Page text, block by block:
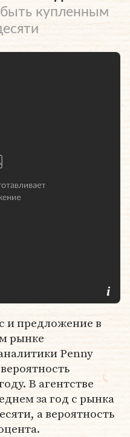
купленным
и предложение в
рынке
Penny
В агентстве
за год с рынка
а вероятность